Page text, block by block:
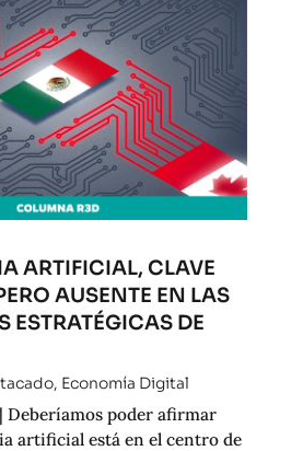
ARTIFICIAL, CLAVE
AUSENTE EN LAS
ESTRATÉGICAS DE
, Economía Digital
Deberíamos poder afirmar
artificial está en el centro de